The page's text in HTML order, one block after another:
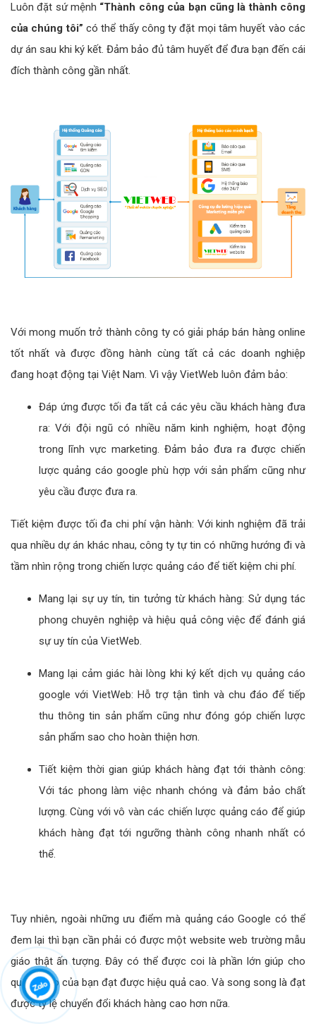
Luôn đặt sứ mệnh “Thành công của bạn cũng là thành công
của chúng tôi” có thể thấy công ty đặt mọi tâm huyết vào các
dự án sau khi ký kết. Đảm bảo đủ tâm huyết để đưa bạn đến cái
đích thành công gần nhất.
Với mong muốn trở thành công ty có giải pháp bán hàng online
tốt nhất và được đồng hành cùng tất cả các doanh nghiệp
đang hoạt động tại Việt Nam. Vì vậy VietWeb luôn đảm bảo:
Đáp ứng được tối đa tất cả các yêu cầu khách hàng đưa
ra: Với đội ngũ có nhiều năm kinh nghiệm, hoạt động
trong lĩnh vực marketing. Đảm bảo đưa ra được chiến
lược quảng cáo google phù hợp với sản phẩm cũng như
yêu cầu được đưa ra.
Tiết kiệm được tối đa chi phí vận hành: Với kinh nghiệm đã trải
qua nhiều dự án khác nhau, công ty tự tin có những hướng đi và
tầm nhìn rộng trong chiến lược quảng cáo để tiết kiệm chi phí.
Mang lại sự uy tín, tin tưởng từ khách hàng: Sử dụng tác
phong chuyên nghiệp và hiệu quả công việc để đánh giá
sự uy tín của VietWeb.
Mang lại cảm giác hài lòng khi ký kết dịch vụ quảng cáo
google với VietWeb: Hỗ trợ tận tình và chu đáo để tiếp
thu thông tin sản phẩm cũng như đóng góp chiến lược
sản phẩm sao cho hoàn thiện hơn.
Tiết kiệm thời gian giúp khách hàng đạt tới thành công:
Với tác phong làm việc nhanh chóng và đảm bảo chất
lượng. Cùng với vô vàn các chiến lược quảng cáo để giúp
khách hàng đạt tới ngưỡng thành công nhanh nhất có
thể.
Tuy nhiên, ngoài những ưu điểm mà quảng cáo Google có thể
đem lại thì bạn cần phải có được một website web trường mẫu
giáo thật ấn tượng. Đây có thể được coi là phần lớn giúp cho
quảng cáo của bạn đạt được hiệu quả cao. Và song song là đạt
được tỷ lệ chuyển đổi khách hàng cao hơn nữa.